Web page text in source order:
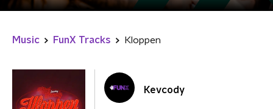
Music FunX Tracks Kloppen
Kevcody